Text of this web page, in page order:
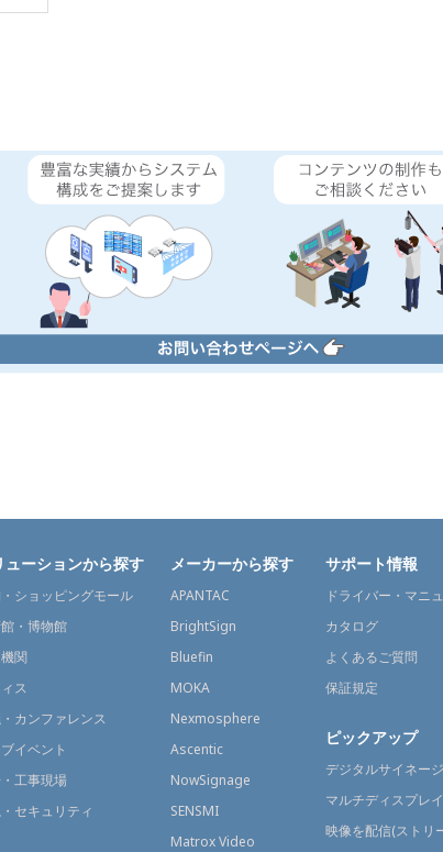
ューションから探す
ショッピングモール
・博物館
関
ス
カンファレンス
イベント
工事現場
セキュリティ
メーカーから探す
APANTAC
BrightSign
Bluefin
MOKA
Nexmosphere
Ascentic
NowSignage
SENSMI
Matrox Video
サポート情報
ドライバー・マニ
カタログ
よくあるご質問
保証規定
ピックアップ
デジタルサイネー
マルチディスプレ
映像を配信(ストリ